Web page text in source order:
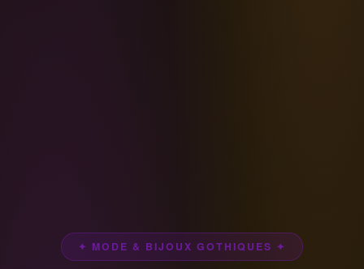
✦ MODE & BIJOUX GOTHIQUES ✦